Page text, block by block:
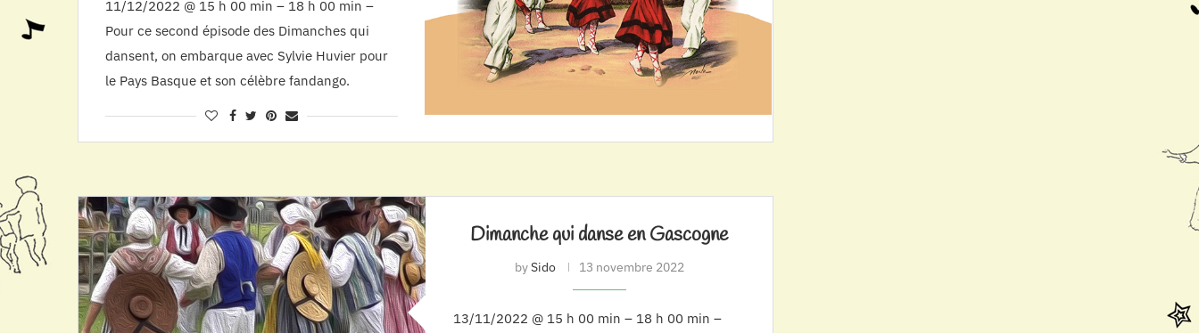
11/12/2022 @ 15 h 00 min – 18 h 00 min –
Pour ce second épisode des Dimanches qui
dansent, on embarque avec Sylvie Huvier pour
le Pays Basque et son célèbre fandango.
Dimanche qui danse en Gascogne
bySido 13 novembre 2022
13/11/2022 @ 15 h 00 min – 18 h 00 min –